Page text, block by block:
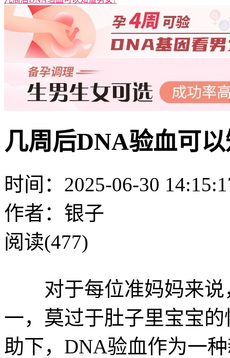
几周后DNA验血可
时间：2025-06-30
作者：银子
阅读(477)
对于每位准妈妈来说
一，莫过于肚子里宝宝
助下，DNA验血作为一